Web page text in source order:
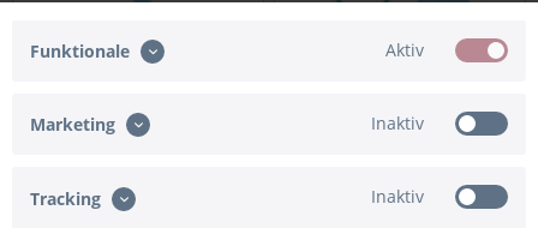
Cake Topper Ballon Stern
Cake Topper Ballon Stern
Funktionale Aktiv
Marketing Inaktiv
Tracking Inaktiv